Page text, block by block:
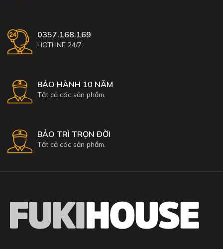
0357.168.169
HOTLINE 24/7.
BẢO HÀNH 10 NĂM
Tất cả các sản phẩm.
BẢO TRÌ TRỌN ĐỜI
Tất cả các sản phẩm.